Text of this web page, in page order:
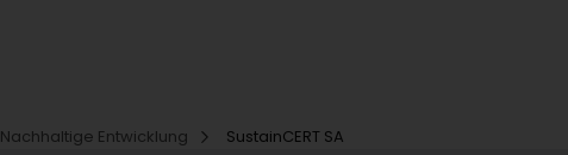
Nachhaltige Entwicklung SustainCERT SA